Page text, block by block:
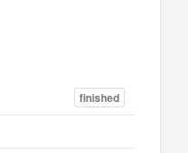
finished